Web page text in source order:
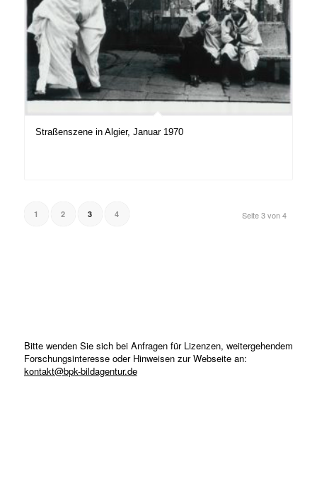
Straßenszene in Algier, Januar 1970
Seite 3 von 4
1 2 3 4
Bitte wenden Sie sich bei Anfragen für Lizenzen, weitergehendem
Forschungsinteresse oder Hinweisen zur Webseite an:
kontakt@bpk-bildagentur.de